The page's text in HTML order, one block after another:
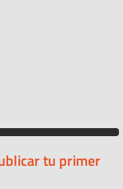
tu primer